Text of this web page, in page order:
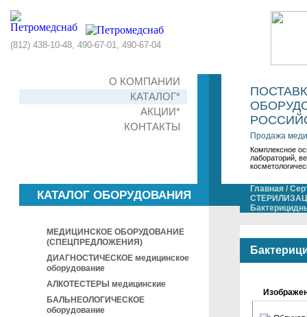
(812) 438-10-48, 490-67-01, 490-67-04
О КОМПАНИИ
КАТАЛОГ*
АКЦИИ*
КОНТАКТЫ
Продажа
Комплексное
лабораторий,
КАТАЛОГ ОБОРУДОВАНИЯ
МЕДИЦИНСКОЕ ОБОРУДОВАНИЕ
(СПЕЦПРЕДЛОЖЕНИЯ)
ДИАГНОСТИЧЕСКОЕ медицинское
оборудование
АЛКОТЕСТЕРЫ медицинские
БАЛЬНЕОЛОГИЧЕСКОЕ
оборудование
Главная /